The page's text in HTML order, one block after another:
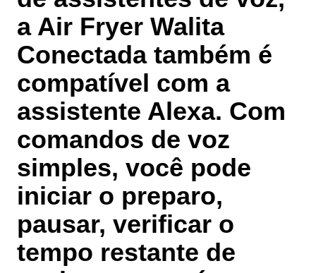
a Air Fryer Walita
Conectada também é
compatível com a
assistente Alexa. Com
comandos de voz
simples, você pode
iniciar o preparo,
pausar, verificar o
tempo restante de